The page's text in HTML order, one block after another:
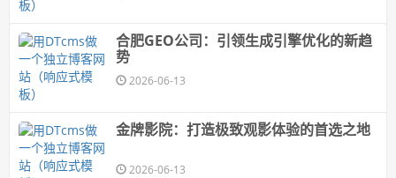
合肥GEO公司：引领生成引擎优化的新趋
势
2026-06-13
金牌影院：打造极致观影体验的首选之地
2026-06-13